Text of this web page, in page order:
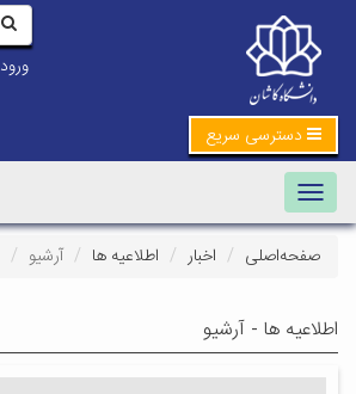
ورود
دسترسی سریع
Toggle navigation
صفحه‌اصلی اخبار اطلاعیه ها آرشیو
اطلاعیه ها - آرشیو